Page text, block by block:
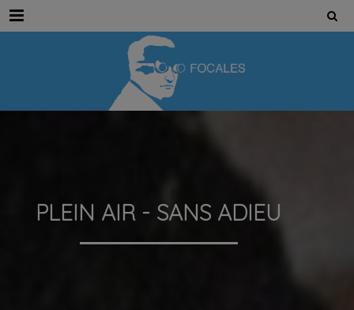
Menu
PLEIN AIR - SANS ADIEU